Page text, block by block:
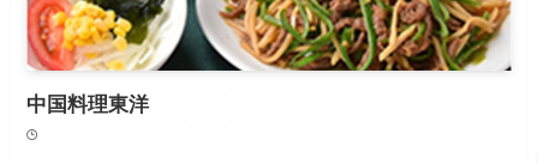
中国料理東洋